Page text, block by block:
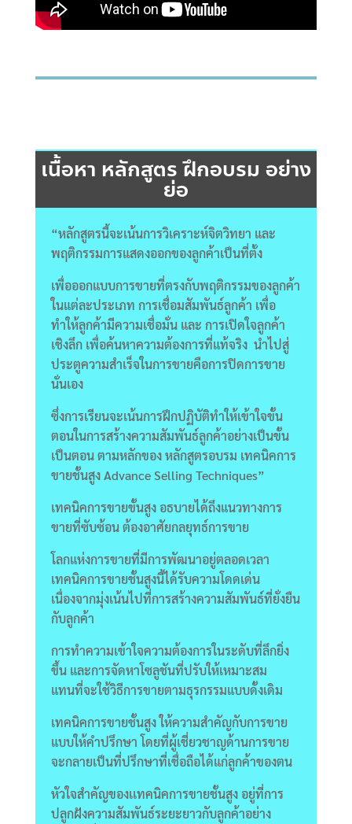
เนื้อหา หลักสูตร ฝึกอบรม อย่าง
ย่อ
“หลักสูตรนี้จะเน้นการวิเคราะห์จิตวิทยา และ
พฤติกรรมการแสดงออกของลูกค้าเป็นที่ตั้ง
เพื่อออกแบบการขายที่ตรงกับพฤติกรรมของลูกค้า
ในแต่ละประเภท การเชื่อมสัมพันธ์ลูกค้า เพื่อ
ทำให้ลูกค้ามีความเชื่อมั่น และ การเปิดใจลูกค้า
เชิงลึก เพื่อค้นหาความต้องการที่แท้จริง นำไปสู่
ประตูความสำเร็จในการขายคือการปิดการขาย
นั่นเอง
ซึ่งการเรียนจะเน้นการฝึกปฏิบัติทำให้เข้าใจขั้น
ตอนในการสร้างความสัมพันธ์ลูกค้าอย่างเป็นขั้น
เป็นตอน ตามหลักของ หลักสูตรอบรม เทคนิคการ
ขายชั้นสูง Advance Selling Techniques”
เทคนิคการขายขั้นสูง อธบายได้ถึงแนวทางการ
ขายที่ซับซ้อน ต้องอาศัยกลยุทธ์การขาย
โลกแห่งการขายที่มีการพัฒนาอยู่ตลอดเวลา
เทคนิคการขายชั้นสูงนี้ได้รับความโดดเด่น
เนื่องจากมุ่งเน้นไปที่การสร้างความสัมพันธ์ที่ยั่งยืน
กับลูกค้า
การทำความเข้าใจความต้องการในระดับที่ลึกยิ่ง
ขึ้น และการจัดหาโซลูชันที่ปรับให้เหมาะสม
แทนที่จะใช้วิธีการขายตามธุรกรรมแบบดั้งเดิม
เทคนิคการขายชั้นสูง ให้ความสำคัญกับการขาย
แบบให้คำปรึกษา โดยที่ผู้เชี่ยวชาญด้านการขาย
จะกลายเป็นที่ปรึกษาที่เชื่อถือได้แก่ลูกค้าของตน
หัวใจสำคัญของเเทคนิคการขายชั้นสูง อยู่ที่การ
ปลูกฝังความสัมพันธ์ระยะยาวกับลูกค้าอย่าง